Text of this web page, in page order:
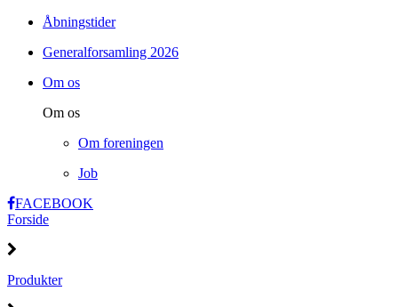
Åbningstider
Generalforsamling 2026
Om os
Om os
Om foreningen
Job
FACEBOOK
Forside
Produkter